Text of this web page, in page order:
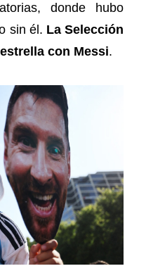
donde hubo
sin él. La Selección
con Messi.